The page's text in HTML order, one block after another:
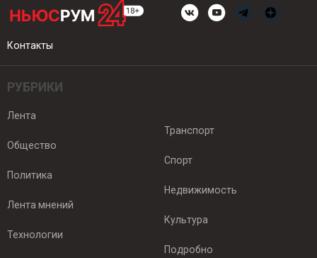
Контакты
РУБРИКИ
Лента
Общество
Политика
Лента мнений
Технологии
Транспорт
Спорт
Недвижимость
Культура
Подробно